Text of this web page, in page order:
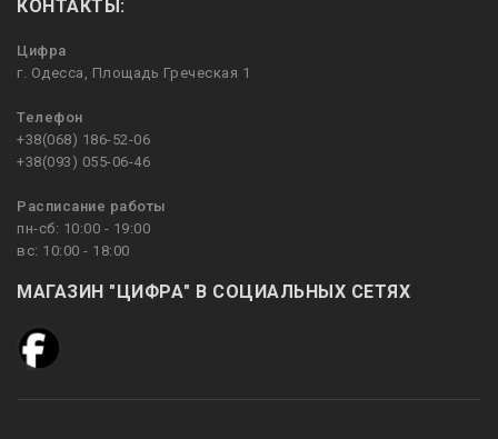
КОНТАКТЫ:
Цифра
г. Одесса, Площадь Греческая 1
Телефон
+38(068) 186-52-06
+38(093) 055-06-46
Расписание работы
пн-сб: 10:00 - 19:00
вс: 10:00 - 18:00
МАГАЗИН "ЦИФРА" В СОЦИАЛЬНЫХ СЕТЯХ